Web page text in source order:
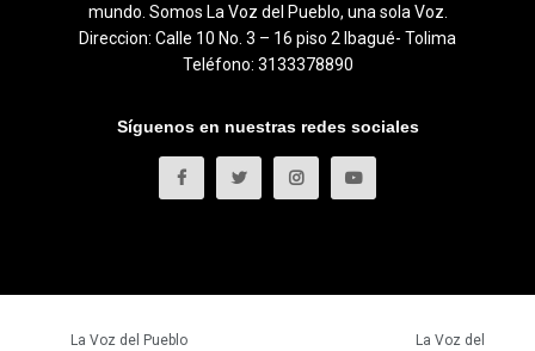
mundo. Somos La Voz del Pueblo, una sola Voz.
Direccion: Calle 10 No. 3 – 16 piso 2 Ibagué- Tolima
Teléfono: 3133378890
Síguenos en nuestras redes sociales
La Voz del Pueblo La Voz del